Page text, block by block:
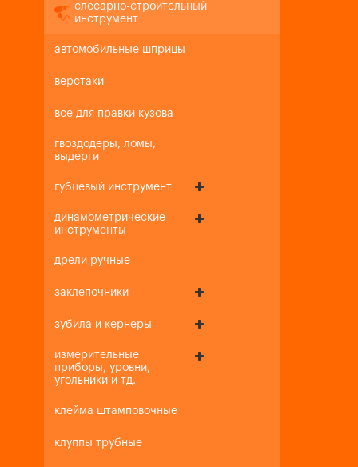
слесарно-строительный
инструмент
автомобильные шприцы
верстаки
все для правки кузова
гвоздодеры, ломы,
выдерги
губцевый инструмент
динамометрические
инструменты
дрели ручные
заклепочники
зубила и кернеры
измерительные
приборы, уровни,
угольники и тд.
клейма штамповочные
клуппы трубные